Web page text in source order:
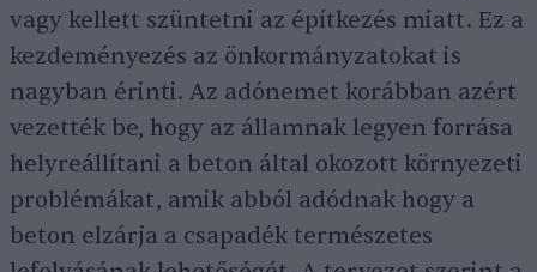
vagy kellett szüntetni az építkezés miatt. Ez a
kezdeményezés az önkormányzatokat is
nagyban érinti. Az adónemet korábban azért
vezették be, hogy az államnak legyen forrása
helyreállítani a beton által okozott környezeti
problémákat, amik abból adódnak hogy a
beton elzárja a csapadék természetes